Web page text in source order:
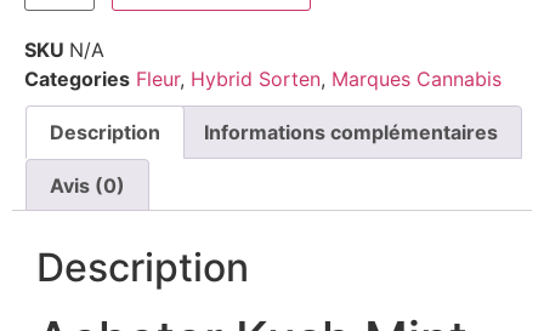
SKU N/A
Categories Fleur, Hybrid Sorten, Marques Cannabis
Description Informations complémentaires
Avis (0)
Description